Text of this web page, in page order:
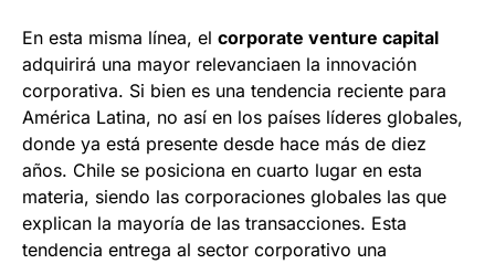
En esta misma línea, el corporate venture capital
adquirirá una mayor relevanciaen la innovación
corporativa. Si bien es una tendencia reciente para
América Latina, no así en los países líderes globales,
donde ya está presente desde hace más de diez
años. Chile se posiciona en cuarto lugar en esta
materia, siendo las corporaciones globales las que
explican la mayoría de las transacciones. Esta
tendencia entrega al sector corporativo una